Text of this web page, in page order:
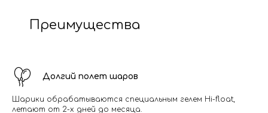
Преимущества
Долгий полет шаров
Шарики обрабатываются специальным гелем Hi-float,
летают от 2-х дней до месяца.